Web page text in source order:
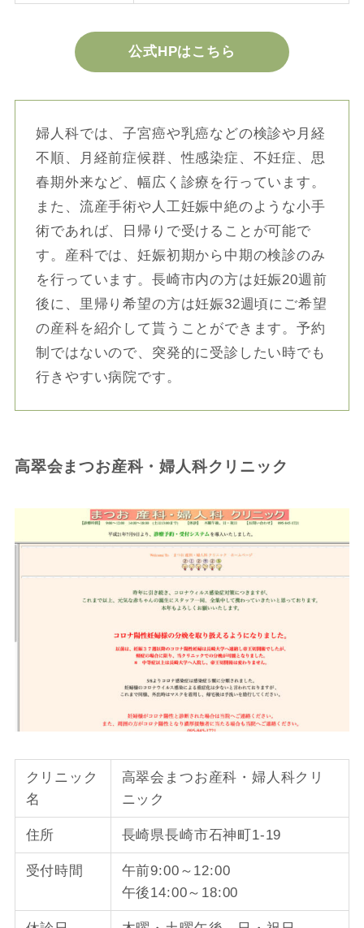
公式HPはこちら
婦人科では、子宮癌や乳癌などの検診や月経
不順、月経前症候群、性感染症、不妊症、思
春期外来など、幅広く診療を行っています。
また、流産手術や人工妊娠中絶のような小手
術であれば、日帰りで受けることが可能で
す。産科では、妊娠初期から中期の検診のみ
を行っています。長崎市内の方は妊娠20週前
後に、里帰り希望の方は妊娠32週頃にご希望
の産科を紹介して貰うことができます。予約
制ではないので、突発的に受診したい時でも
行きやすい病院です。
高翠会まつお産科・婦人科クリニック
クリニック
名
高翠会まつお産科・婦人科クリ
ニック
住所 長崎県長崎市石神町1-19
受付時間
午前9:00～12:00
午後14:00～18:00